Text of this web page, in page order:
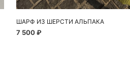
ШАРФ ИЗ ШЕРСТИ АЛЬПАКА
7 500 ₽